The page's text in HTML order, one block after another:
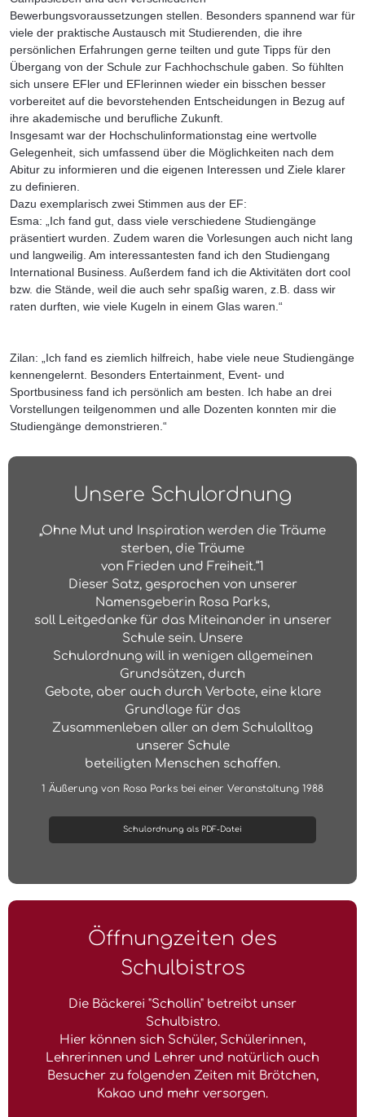
Bewerbungsvoraussetzungen stellen. Besonders spannend war für
viele der praktische Austausch mit Studierenden, die ihre
persönlichen Erfahrungen gerne teilten und gute Tipps für den
Übergang von der Schule zur Fachhochschule gaben. So fühlten
sich unsere EFler und EFlerinnen wieder ein bisschen besser
vorbereitet auf die bevorstehenden Entscheidungen in Bezug auf
ihre akademische und berufliche Zukunft.
Insgesamt war der Hochschulinformationstag eine wertvolle
Gelegenheit, sich umfassend über die Möglichkeiten nach dem
Abitur zu informieren und die eigenen Interessen und Ziele klarer
zu definieren.
Dazu exemplarisch zwei Stimmen aus der EF:
Esma: „Ich fand gut, dass viele verschiedene Studiengänge
präsentiert wurden. Zudem waren die Vorlesungen auch nicht lang
und langweilig. Am interessantesten fand ich den Studiengang
International Business. Außerdem fand ich die Aktivitäten dort cool
bzw. die Stände, weil die auch sehr spaßig waren, z.B. dass wir
raten durften, wie viele Kugeln in einem Glas waren.“
Zilan: „Ich fand es ziemlich hilfreich, habe viele neue Studiengänge
kennengelernt. Besonders Entertainment, Event- und
Sportbusiness fand ich persönlich am besten. Ich habe an drei
Vorstellungen teilgenommen und alle Dozenten konnten mir die
Studiengänge demonstrieren.“
Unsere Schulordnung
„Ohne Mut und Inspiration werden die Träume
sterben, die Träume
von Frieden und Freiheit.“1
Dieser Satz, gesprochen von unserer
Namensgeberin Rosa Parks,
soll Leitgedanke für das Miteinander in unserer
Schule sein. Unsere
Schulordnung will in wenigen allgemeinen
Grundsätzen, durch
Gebote, aber auch durch Verbote, eine klare
Grundlage für das
Zusammenleben aller an dem Schulalltag
unserer Schule
beteiligten Menschen schaffen.
1 Äußerung von Rosa Parks bei einer Veranstaltung 1988
Schulordnung als PDF-Datei
Öffnungzeiten des
Schulbistros
Die Bäckerei "Schollin" betreibt unser
Schulbistro.
Hier können sich Schüler, Schülerinnen,
Lehrerinnen und Lehrer und natürlich auch
Besucher zu folgenden Zeiten mit Brötchen,
Kakao und mehr versorgen.